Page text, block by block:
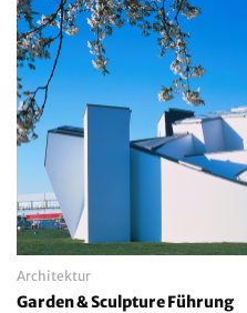
Architektur
Garden & Sculpture Führung